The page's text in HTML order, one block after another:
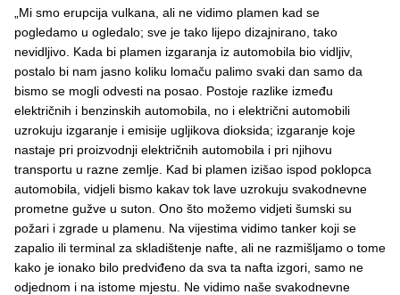
„Mi smo erupcija vulkana, ali ne vidimo plamen kad se
pogledamo u ogledalo; sve je tako lijepo dizajnirano, tako
nevidljivo. Kada bi plamen izgaranja iz automobila bio vidljiv,
postalo bi nam jasno koliku lomaču palimo svaki dan samo da
bismo se mogli odvesti na posao. Postoje razlike između
električnih i benzinskih automobila, no i električni automobili
uzrokuju izgaranje i emisije ugljikova dioksida; izgaranje koje
nastaje pri proizvodnji električnih automobila i pri njihovu
transportu u razne zemlje. Kad bi plamen izišao ispod poklopca
automobila, vidjeli bismo kakav tok lave uzrokuju svakodnevne
prometne gužve u suton. Ono što možemo vidjeti šumski su
požari i zgrade u plamenu. Na vijestima vidimo tanker koji se
zapalio ili terminal za skladištenje nafte, ali ne razmišljamo o tome
kako je ionako bilo predviđeno da sva ta nafta izgori, samo ne
odjednom i na istome mjestu. Ne vidimo naše svakodnevne